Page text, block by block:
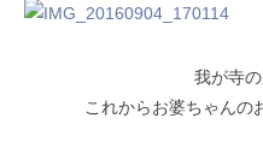
我が寺
これからお婆ちゃんの